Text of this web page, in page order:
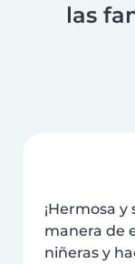
las
¡Hermosa y
manera de
niñeras y